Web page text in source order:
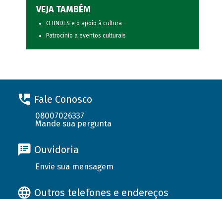
VEJA TAMBÉM
O BNDES e o apoio à cultura
Patrocínio a eventos culturais
Fale Conosco
08007026337
Mande sua pergunta
Ouvidoria
Envie sua mensagem
Outros telefones e endereços